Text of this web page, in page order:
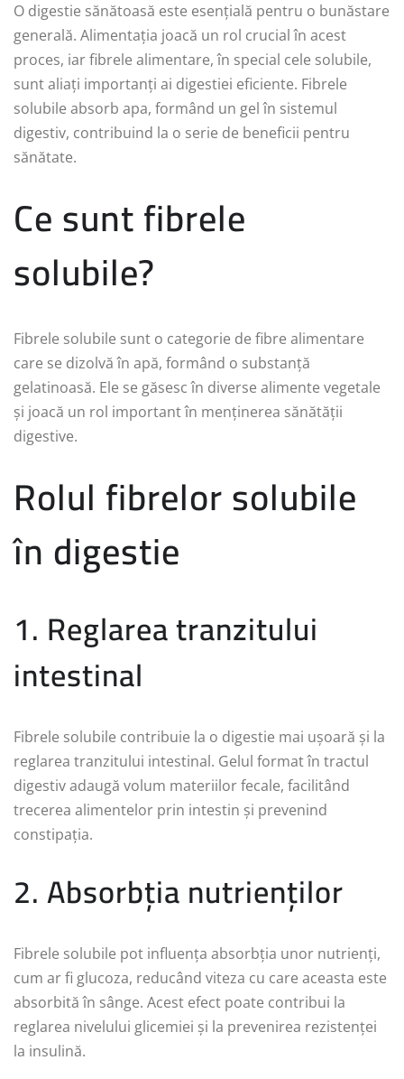
O digestie sănătoasă este esențială pentru o bunăstare
generală. Alimentația joacă un rol crucial în acest
proces, iar fibrele alimentare, în special cele solubile,
sunt aliați importanți ai digestiei eficiente. Fibrele
solubile absorb apa, formând un gel în sistemul
digestiv, contribuind la o serie de beneficii pentru
sănătate.
Ce sunt fibrele
solubile?
Fibrele solubile sunt o categorie de fibre alimentare
care se dizolvă în apă, formând o substanță
gelatinoasă. Ele se găsesc în diverse alimente vegetale
și joacă un rol important în menținerea sănătății
digestive.
Rolul fibrelor solubile
în digestie
1. Reglarea tranzitului
intestinal
Fibrele solubile contribuie la o digestie mai ușoară și la
reglarea tranzitului intestinal. Gelul format în tractul
digestiv adaugă volum materiilor fecale, facilitând
trecerea alimentelor prin intestin și prevenind
constipația.
2. Absorbția nutrienților
Fibrele solubile pot influența absorbția unor nutrienți,
cum ar fi glucoza, reducând viteza cu care aceasta este
absorbită în sânge. Acest efect poate contribui la
reglarea nivelului glicemiei și la prevenirea rezistenței
la insulină.